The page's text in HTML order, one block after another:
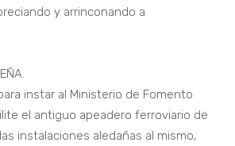
y arrinconando a
instar al Ministerio de Fomento
el antiguo apeadero ferroviario de
instalaciones aledañas al mismo,